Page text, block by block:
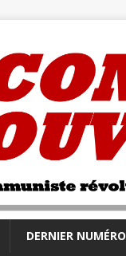
DERNIER NUMÉRO